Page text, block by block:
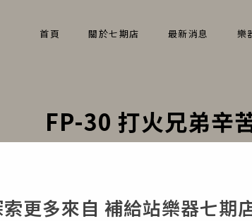
首頁 關於七期店 最新消息 樂
FP-30 打火兄弟辛
更多來自 補給站樂器七期